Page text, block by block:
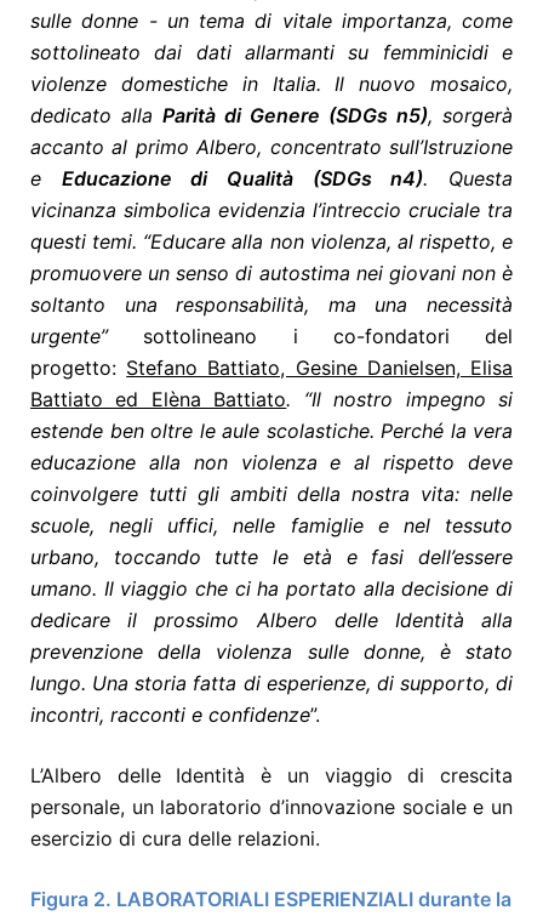
sulle donne - un tema di vitale importanza, come
sottolineato dai dati allarmanti su femminicidi e
violenze domestiche in Italia. Il nuovo mosaico,
dedicato alla Parità di Genere (SDGs n5), sorgerà
accanto al primo Albero, concentrato sull’Istruzione
e Educazione di Qualità (SDGs n4). Questa
vicinanza simbolica evidenzia l’intreccio cruciale tra
questi temi. “Educare alla non violenza, al rispetto, e
promuovere un senso di autostima nei giovani non è
soltanto una responsabilità, ma una necessità
urgente” sottolineano i co-fondatori del
progetto: Stefano Battiato, Gesine Danielsen, Elisa
Battiato ed Elèna Battiato. “Il nostro impegno si
estende ben oltre le aule scolastiche. Perché la vera
educazione alla non violenza e al rispetto deve
coinvolgere tutti gli ambiti della nostra vita: nelle
scuole, negli uffici, nelle famiglie e nel tessuto
urbano, toccando tutte le età e fasi dell’essere
umano. Il viaggio che ci ha portato alla decisione di
dedicare il prossimo Albero delle Identità alla
prevenzione della violenza sulle donne, è stato
lungo. Una storia fatta di esperienze, di supporto, di
incontri, racconti e confidenze”.
L’Albero delle Identità è un viaggio di crescita
personale, un laboratorio d’innovazione sociale e un
esercizio di cura delle relazioni.
Figura 2. LABORATORIALI ESPERIENZIALI durante la